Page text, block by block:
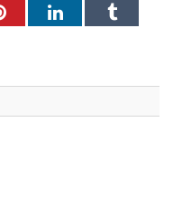
PinterestLinkedInTumblr